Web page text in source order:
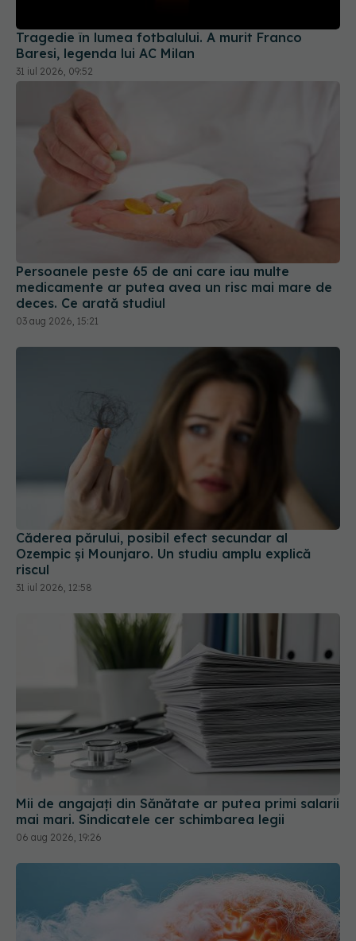
31 iul 2026, 09:52
Persoanele peste 65 de ani care iau multe
medicamente ar putea avea un risc mai mare de
deces. Ce arată studiul
03 aug 2026, 15:21
Căderea părului, posibil efect secundar al
Ozempic și Mounjaro. Un studiu amplu explică
riscul
31 iul 2026, 12:58
Mii de angajați din Sănătate ar putea primi salarii
06 aug 2026, 19:26